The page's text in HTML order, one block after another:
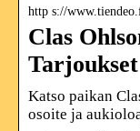
http s://
Clas
Katso paikan
osoite ja